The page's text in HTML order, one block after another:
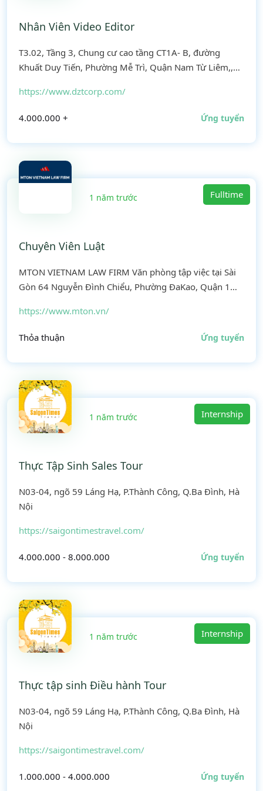
Nhân Viên Video Editor
T3.02, Tầng 3, Chung cư cao tầng CT1A- B, đường
Khuất Duy Tiến, Phường Mễ Trì, Quận Nam Từ Liêm,,
https://www.dztcorp.com/
4.000.000 + Ứng tuyển
1 năm trước Fulltime
Chuyên Viên Luật
MTON VIETNAM LAW FIRM Văn phòng tập việc tại Sài
Gòn 64 Nguyễn Đình Chiểu, Phường ĐaKao, Quận 1
Tràng Thi, Phường Trần Hưng Đạo, Quận Hoàn Kiếm,
Hà Nội
https://www.mton.vn/
Thỏa thuận Ứng tuyển
1 năm trước Internship
Thực Tập Sinh Sales Tour
N03-04, ngõ 59 Láng Hạ, P.Thành Công, Q.Ba Đình, Hà
Nội
https://saigontimestravel.com/
4.000.000 - 8.000.000 Ứng tuyển
1 năm trước Internship
Thực tập sinh Điều hành Tour
N03-04, ngõ 59 Láng Hạ, P.Thành Công, Q.Ba Đình, Hà
Nội
https://saigontimestravel.com/
1.000.000 - 4.000.000 Ứng tuyển